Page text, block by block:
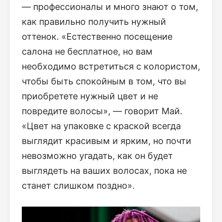
— профессионалы и много знают о том,
как правильно получить нужный
оттенок. «Естественно посещение
салона не бесплатное, но вам
необходимо встретиться с колористом,
чтобы быть спокойным в том, что вы
приобретете нужный цвет и не
повредите волосы», — говорит Май.
«Цвет на упаковке с краской всегда
выглядит красивым и ярким, но почти
невозможно угадать, как он будет
выглядеть на ваших волосах, пока не
станет слишком поздно».